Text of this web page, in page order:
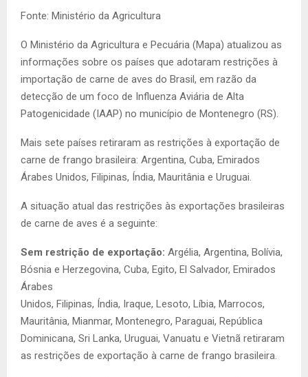
Fonte: Ministério da Agricultura
O Ministério da Agricultura e Pecuária (Mapa) atualizou as
informações sobre os países que adotaram restrições à
importação de carne de aves do Brasil, em razão da
detecção de um foco de Influenza Aviária de Alta
Patogenicidade (IAAP) no município de Montenegro (RS).
Mais sete países retiraram as restrições à exportação de
carne de frango brasileira: Argentina, Cuba, Emirados
Árabes Unidos, Filipinas, Índia, Mauritânia e Uruguai.
A situação atual das restrições às exportações brasileiras
de carne de aves é a seguinte:
Sem restrição de exportação: Argélia, Argentina, Bolívia,
Bósnia e Herzegovina, Cuba, Egito, El Salvador, Emirados
Árabes
Unidos, Filipinas, Índia, Iraque, Lesoto, Líbia, Marrocos,
Mauritânia, Mianmar, Montenegro, Paraguai, República
Dominicana, Sri Lanka, Uruguai, Vanuatu e Vietnã retiraram
as restrições de exportação à carne de frango brasileira.